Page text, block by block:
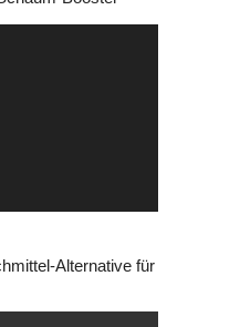
Alternative für